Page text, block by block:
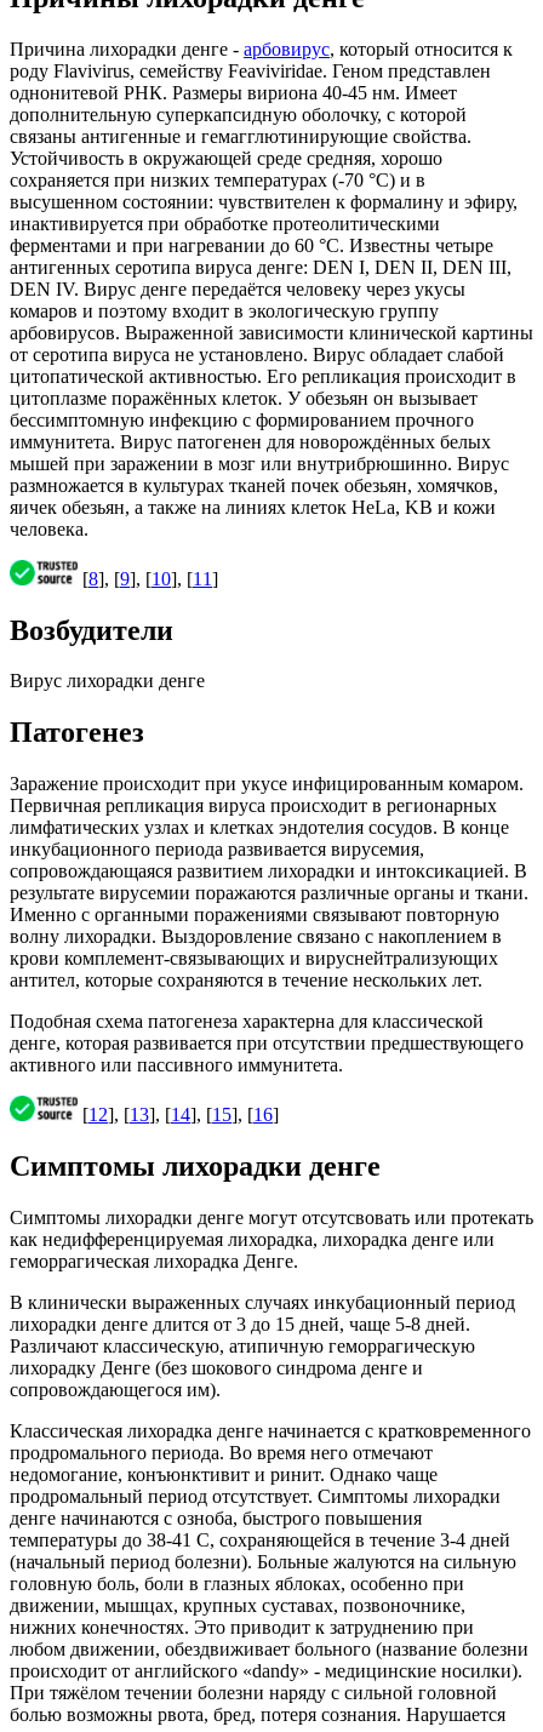
Причина лихорадки денге - арбовирус, который относится к
роду Flavivirus, семейству Feaviviridae. Геном представлен
однонитевой РНК. Размеры вириона 40-45 нм. Имеет
дополнительную суперкапсидную оболочку, с которой
связаны антигенные и гемагглютинирующие свойства.
Устойчивость в окружающей среде средняя, хорошо
сохраняется при низких температурах (-70 °С) и в
высушенном состоянии: чувствителен к формалину и эфиру,
инактивируется при обработке протеолитическими
ферментами и при нагревании до 60 °С. Известны четыре
антигенных серотипа вируса денге: DEN I, DEN II, DEN III,
DEN IV. Вирус денге передаётся человеку через укусы
комаров и поэтому входит в экологическую группу
арбовирусов. Выраженной зависимости клинической картины
от серотипа вируса не установлено. Вирус обладает слабой
цитопатической активностью. Его репликация происходит в
цитоплазме поражённых клеток. У обезьян он вызывает
бессимптомную инфекцию с формированием прочного
иммунитета. Вирус патогенен для новорождённых белых
мышей при заражении в мозг или внутрибрюшинно. Вирус
размножается в культурах тканей почек обезьян, хомячков,
яичек обезьян, а также на линиях клеток HeLa, KB и кожи
человека.
[8], [9], [10], [11]
Возбудители
Вирус лихорадки денге
Патогенез
Заражение происходит при укусе инфицированным комаром.
Первичная репликация вируса происходит в регионарных
лимфатических узлах и клетках эндотелия сосудов. В конце
инкубационного периода развивается вирусемия,
сопровождающаяся развитием лихорадки и интоксикацией. В
результате вирусемии поражаются различные органы и ткани.
Именно с органными поражениями связывают повторную
волну лихорадки. Выздоровление связано с накоплением в
крови комплемент-связывающих и вируснейтрализующих
антител, которые сохраняются в течение нескольких лет.
Подобная схема патогенеза характерна для классической
денге, которая развивается при отсутствии предшествующего
активного или пассивного иммунитета.
[12], [13], [14], [15], [16]
Симптомы лихорадки денге
Симптомы лихорадки денге могут отсутсвовать или протекать
как недифференцируемая лихорадка, лихорадка денге или
геморрагическая лихорадка Денге.
В клинически выраженных случаях инкубационный период
лихорадки денге длится от 3 до 15 дней, чаще 5-8 дней.
Различают классическую, атипичную геморрагическую
лихорадку Денге (без шокового синдрома денге и
сопровождающегося им).
Классическая лихорадка денге начинается с кратковременного
продромального периода. Во время него отмечают
недомогание, конъюнктивит и ринит. Однако чаще
продромальный период отсутствует. Симптомы лихорадки
денге начинаются с озноба, быстрого повышения
температуры до 38-41 С, сохраняющейся в течение 3-4 дней
(начальный период болезни). Больные жалуются на сильную
головную боль, боли в глазных яблоках, особенно при
движении, мышцах, крупных суставах, позвоночнике,
нижних конечностях. Это приводит к затруднению при
любом движении, обездвиживает больного (название болезни
происходит от английского «dandy» - медицинские носилки).
При тяжёлом течении болезни наряду с сильной головной
болью возможны рвота, бред, потеря сознания. Нарушается